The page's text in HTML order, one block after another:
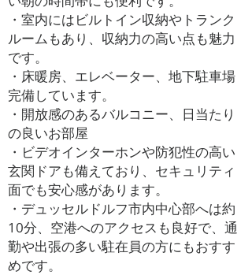
・室内にはビルトイン収納やトランク
ルームもあり、収納力の高い点も魅力
です。
・床暖房、エレベーター、地下駐車場
完備しています。
・開放感のあるバルコニー、日当たり
の良いお部屋
・ビデオインターホンや防犯性の高い
玄関ドアも備えており、セキュリティ
面でも安心感があります。
・デュッセルドルフ市内中心部へは約
10分、空港へのアクセスも良好で、通
勤や出張の多い駐在員の方にもおすす
めです。